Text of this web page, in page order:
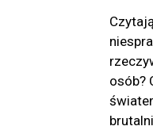
osób?